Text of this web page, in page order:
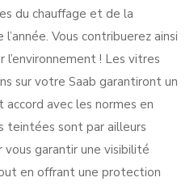
du chauffage et de la
Vous contribuerez ainsi
! Les vitres
sur votre Saab garantiront un
avec les normes en
teintées sont par ailleurs
garantir une visibilité
en offrant une protection